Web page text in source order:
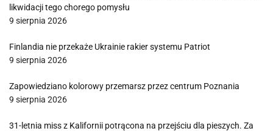
likwidacji tego chorego pomysłu
9 sierpnia 2026
Finlandia nie przekaże Ukrainie rakier systemu Patriot
9 sierpnia 2026
Zapowiedziano kolorowy przemarsz przez centrum Poznania
9 sierpnia 2026
31-letnia miss z Kalifornii potrącona na przejściu dla pieszych. Za